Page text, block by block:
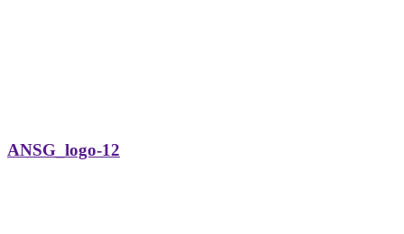
ANSG_logo-12